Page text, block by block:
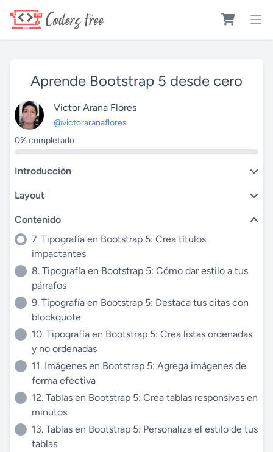
Aprende Bootstrap 5 desde cero
Victor Arana Flores
@victoraranaflores
0% completado
Introducción
Layout
Contenido
7. Tipografía en Bootstrap 5: Crea títulos
impactantes
8. Tipografía en Bootstrap 5: Cómo dar estilo a tus
párrafos
9. Tipografía en Bootstrap 5: Destaca tus citas con
blockquote
10. Tipografía en Bootstrap 5: Crea listas ordenadas
y no ordenadas
11. Imágenes en Bootstrap 5: Agrega imágenes de
forma efectiva
12. Tablas en Bootstrap 5: Crea tablas responsivas en
minutos
13. Tablas en Bootstrap 5: Personaliza el estilo de tus
tablas